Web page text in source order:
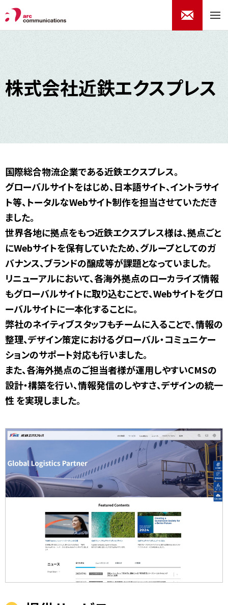
株式会社近鉄エクスプレス
国際総合物流企業である近鉄エクスプレス。
グローバルサイトをはじめ、日本語サイト、イントラサイ
ト等、トータルなWebサイト制作を担当させていただき
ました。
世界各地に拠点をもつ近鉄エクスプレス様は、拠点ごと
にWebサイトを保有していたため、グループとしてのガ
バナンス、ブランドの醸成等が課題となっていました。
リニューアルにおいて、各海外拠点のローカライズ情報
もグローバルサイトに取り込むことで、Webサイトをグロ
ーバルサイトに一本化することに。
弊社のネイティブスタッフもチームに入ることで、情報の
整理、デザイン策定におけるグローバル・コミュニケー
ションのサポート対応も行いました。
また、各海外拠点のご担当者様が運用しやすいCMSの
設計・構築を行い、情報発信のしやすさ、デザインの統一
性 を実現しました。